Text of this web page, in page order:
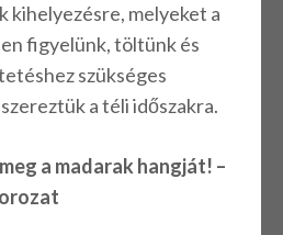
kihelyezésre, melyeket a
figyelünk, töltünk és
szükséges
a téli időszakra.
a madarak hangját! –